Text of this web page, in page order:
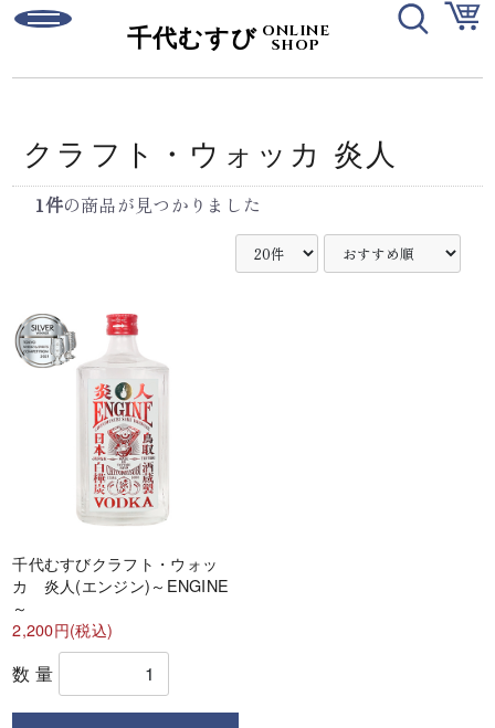
ご利用ガイド お問い合わせ
日本酒
有機純米酒
強力シリーズ
焼酎・スピリッツ
ウイスキー
千代むすび ONLINE
SHOP
クラフト・ウォッカ 炎人
1件の商品が見つかりました
千代むすびクラフト・ウォッ
カ 炎人(エンジン)～ENGINE
～
2,200円(税込)
数量